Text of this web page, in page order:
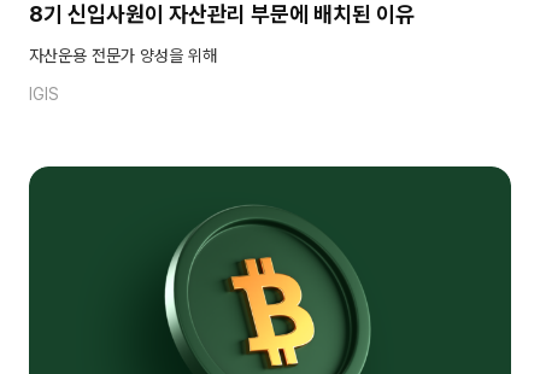
8기 신입사원이 자산관리 부문에 배치된 이유
자산운용 전문가 양성을 위해
IGIS